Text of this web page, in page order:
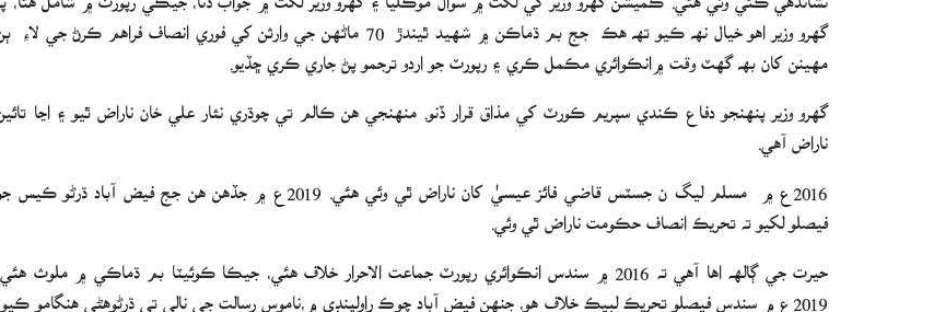
گهرو وزير اهو خيال نھ ڪيو تھ ھڪ جج بم ڌماڪن ۾ شھيد ٿيندڙ 70 ماڻهن جي وارثن کي فوري انصاف فراهم ڪرڻ جي لاءِ ٻن
مھينن کان بھ گھٽ وقت ۾انڪوائري مڪمل ڪري ۽ رپورٽ جو اردو ترجمو پڻ جاري ڪري ڇڏيو.
گهرو وزير پنهنجو دفاع ڪندي سپريم ڪورٽ کي مذاق قرار ڏنو. منهنجي هن ڪالم تي چوڌري نثار علي خان ناراض ٿيو ۽ اڃا تائين
ناراض آهي.
2016ع ۾ مسلم ليگ ن جسٽس قاضي فائز عيسيٰ کان ناراض ٿي وئي هئي. 2019ع ۾ جڏهن هن جج فيض آباد ڌرڻو ڪيس جو
فيصلو لکيو ته تحريڪ انصاف حڪومت ناراض ٿي وئي.
حيرت جي ڳالهه اها آهي ته 2016 ۾ سندس انڪوائري رپورٽ جماعت الاحرار خلاف هئي، جيڪا ڪوئيٽا بم ڌماڪي ۾ ملوث هئي.
2019ع ۾ سندس فيصلو تحريڪ لبيڪ خلاف هو، جنهن فيض آباد چوڪ راولپنڊي ۾،ناموس رسالت جي نالي تي ڌرڻوھڻي ھنگامو ڪيو